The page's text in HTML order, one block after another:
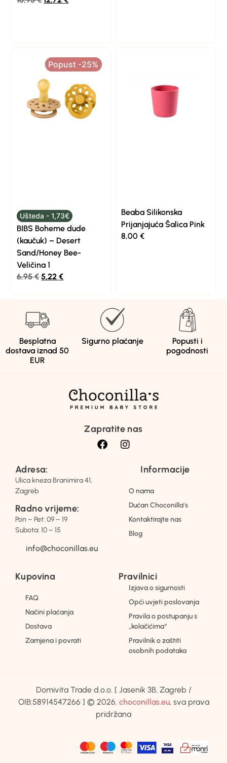
Popust -25%
Popust -25%
Ušteda - 1,73€
BIBS Boheme dude
(kaučuk) – Desert
Sand/Honey Bee-
Veličina 1
6,95€ 5,22€
Beaba Silikonska
Prijanjajuća Šalica Pink
8,00 €
Besplatna
dostava iznad 50
EUR
Sigurno plaćanje
Popusti i
pogodnosti
Zapratite nas
Adresa:
Ulica kneza Branimira 41,
Zagreb
Radno vrijeme:
Pon – Pet: 09 – 19
Subota: 10 – 15
info@choconillas.eu
Informacije
O nama
Dućan Choconilla’s
Kontaktirajte nas
Blog
Kupovina
FAQ
Načini plaćanja
Dostava
Zamjena i povrati
Pravilnici
Izjava o sigurnosti
Opći uvjeti poslovanja
Pravila o postupanju s
„kolačićima“
Pravilnik o zaštiti
osobnih podataka
Domivita Trade d.o.o. [ Jasenik 3B, Zagreb /
OIB:58914547266 ] © 2026. choconillas.eu, sva prava
pridržana